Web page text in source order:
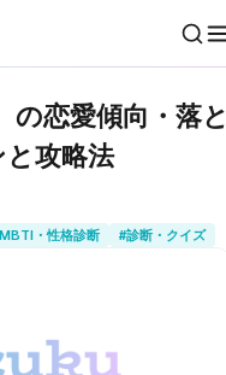
の恋愛傾向・落と
攻略法
・性格診断 #診断・クイズ